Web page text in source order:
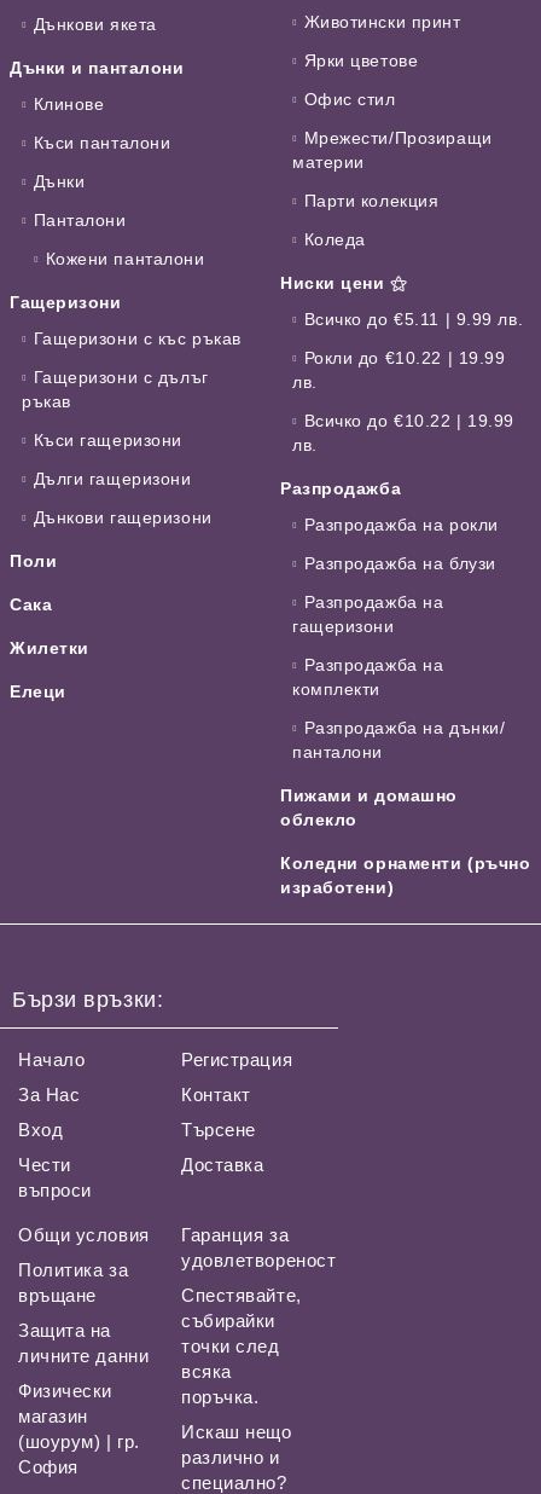
Дънкови якета
Дънки и панталони
Клинове
Къси панталони
Дънки
Панталони
Кожени панталони
Гащеризони
Гащеризони с къс ръкав
Гащеризони с дълъг
ръкав
Къси гащеризони
Дълги гащеризони
Дънкови гащеризони
Поли
Сака
Жилетки
Елеци
Животински принт
Ярки цветове
Офис стил
Мрежести/Прозиращи
материи
Парти колекция
Коледа
Ниски цени ⚝
Всичко до €5.11 | 9.99 лв.
Рокли до €10.22 | 19.99
лв.
Всичко до €10.22 | 19.99
лв.
Разпродажба
Разпродажба на рокли
Разпродажба на блузи
Разпродажба на
гащеризони
Разпродажба на
комплекти
Разпродажба на дънки/
панталони
Пижами и домашно
облекло
Коледни орнаменти (ръчно
изработени)
Бързи връзки:
Начало
За Нас
Вход
Чести
въпроси
Регистрация
Контакт
Търсене
Доставка
Общи условия
Политика за
връщане
Защита на
личните данни
Физически
магазин
(шоурум) | гр.
София
Гаранция за
удовлетвореност
Спестявайте,
събирайки
точки след
всяка
поръчка.
Искаш нещо
различно и
специално?